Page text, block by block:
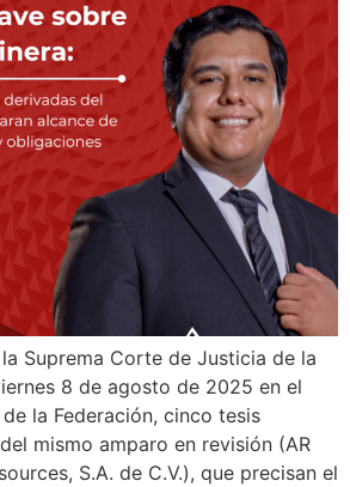
Suprema Corte de Justicia de la
8 de agosto de 2025 en el
la Federación, cinco tesis
mismo amparo en revisión (AR
S.A. de C.V.), que precisan el